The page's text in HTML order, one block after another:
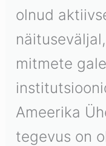
olnud
mitmete
Ameerika
tegevus on